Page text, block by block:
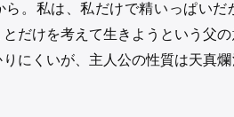
ら。私は、私だけで精いっぱい
だけを考えて生きようという父
にくいが、主人公の性質は天真